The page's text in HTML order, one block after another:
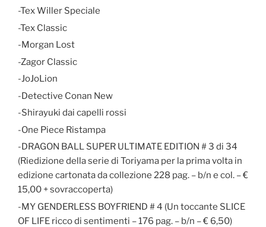
-Tex Willer Speciale
-Tex Classic
-Morgan Lost
-Zagor Classic
-JoJoLion
-Detective Conan New
-Shirayuki dai capelli rossi
-One Piece Ristampa
-DRAGON BALL SUPER ULTIMATE EDITION # 3 di 34
(Riedizione della serie di Toriyama per la prima volta in
edizione cartonata da collezione 228 pag. – b/n e col. – €
15,00 + sovraccoperta)
-MY GENDERLESS BOYFRIEND # 4 (Un toccante SLICE
OF LIFE ricco di sentimenti – 176 pag. – b/n – € 6,50)